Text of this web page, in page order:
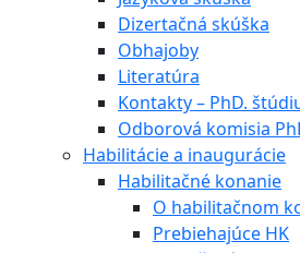
Dizertačná skúška
Obhajoby
Literatúra
Kontakty – PhD.
Odborová komisia
Habilitácie a inaugurácie
Habilitačné konanie
O habilitačnom
Prebiehajúce HK